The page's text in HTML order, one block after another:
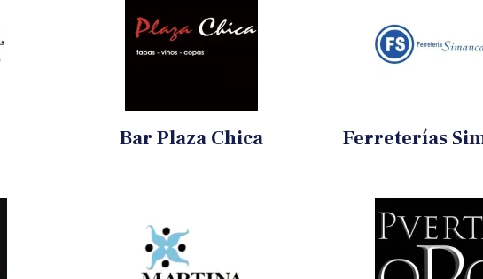
Bar Plaza Chica Ferreterías